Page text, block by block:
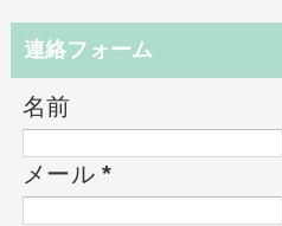
連絡フォーム
名前
メール*